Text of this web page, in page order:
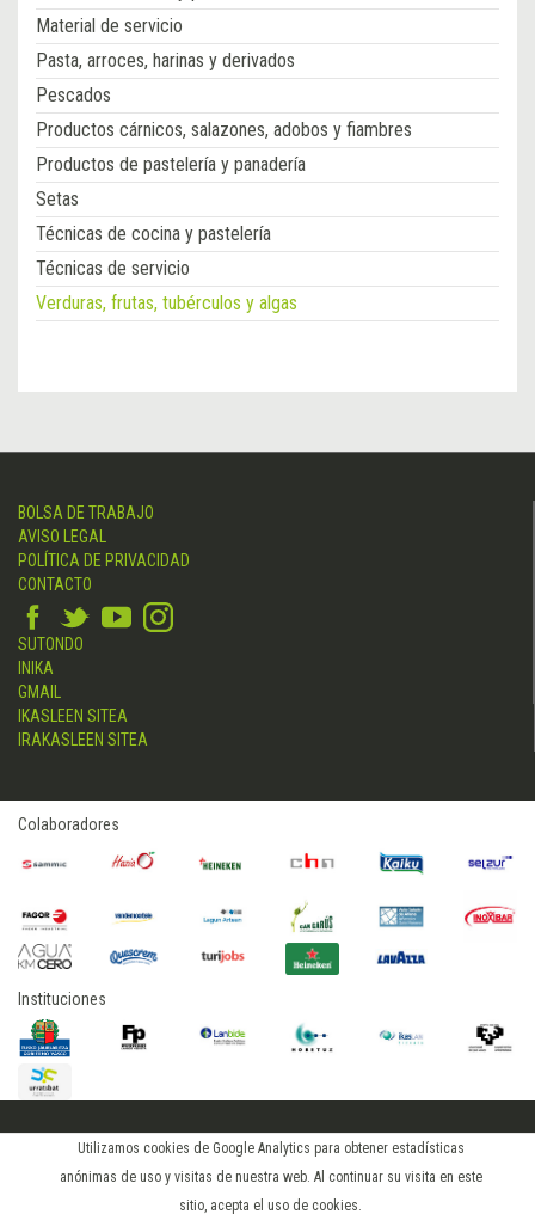
Utilizamos cookies de Google Analytics para obtener estadísticas
anónimas de uso y visitas de nuestra web. Al continuar su visita en este
sitio, acepta el uso de cookies.
Material de servicio
Pasta, arroces, harinas y derivados
Pescados
Productos cárnicos, salazones, adobos y fiambres
Productos de pastelería y panadería
Setas
Técnicas de cocina y pastelería
Técnicas de servicio
Verduras, frutas, tubérculos y algas
BOLSA DE TRABAJO
AVISO LEGAL
POLÍTICA DE PRIVACIDAD
CONTACTO
SUTONDO
INIKA
GMAIL
IKASLEEN SITEA
IRAKASLEEN SITEA
Colaboradores
Instituciones
2015 © hostelerialeioa
Log in